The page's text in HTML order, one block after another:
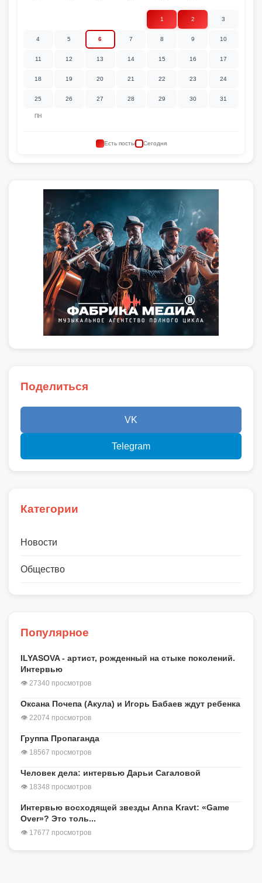
ПН
1 2 3
4 5 6 7 8 9 10
11 12 13 14 15 16 17
18 19 20 21 22 23 24
25 26 27 28 29 30 31
Есть посты Сегодня
Поделиться
VK
Telegram
Категории
Новости
Общество
Популярное
ILYASOVA - артист, рожденный на стыке поколений.
Интервью
👁 27340 просмотров
Оксана Почепа (Акула) и Игорь Бабаев ждут ребенка
👁 22074 просмотров
Группа Пропаганда
👁 18567 просмотров
Человек дела: интервью Дарьи Сагаловой
👁 18348 просмотров
Интервью восходящей звезды Anna Kravt: «Game
Over»? Это толь...
👁 17677 просмотров